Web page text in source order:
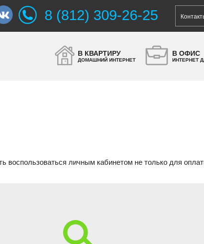
8 (812) 309-26-25
В КВАРТИРУ
ДОМАШНИЙ ИНТЕРНЕТ
В ОФИС
ИНТЕРНЕТ
воспользоваться личным кабинетом не только для